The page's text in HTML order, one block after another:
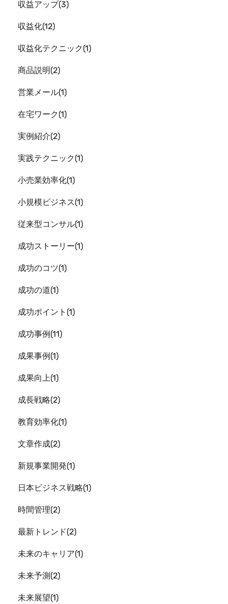
収益アップ 3
収益化 12
収益化テクニック 1
商品説明 2
営業メール 1
在宅ワーク 1
実例紹介 2
実践テクニック 1
小売業効率化 1
小規模ビジネス 1
従来型コンサル 1
成功ストーリー 1
成功のコツ 1
成功の道 1
成功ポイント 1
成功事例 11
成果事例 1
成果向上 1
成長戦略 2
教育効率化 1
文章作成 2
新規事業開発 1
日本ビジネス戦略 1
時間管理 2
最新トレンド 2
未来のキャリア 1
未来予測 2
未来展望 1